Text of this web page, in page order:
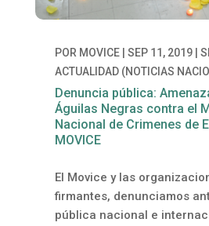
POR MOVICE| SEP 11, 2019|
ACTUALIDAD (NOTICIAS
Denuncia pública:
Águilas Negras contra el
Nacional de Crimenes de
MOVICE
El Movice y las
firmantes, denunciamos
pública nacional e